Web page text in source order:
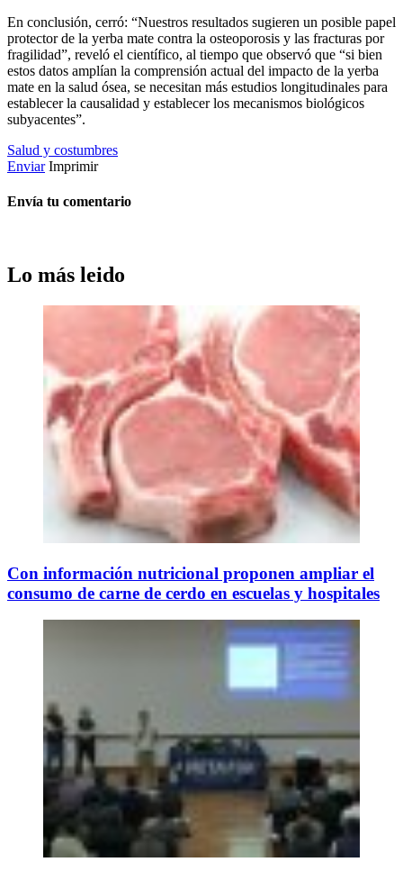
En conclusión, cerró: “Nuestros resultados sugieren un posible papel
protector de la yerba mate contra la osteoporosis y las fracturas por
fragilidad”, reveló el científico, al tiempo que observó que “si bien
estos datos amplían la comprensión actual del impacto de la yerba
mate en la salud ósea, se necesitan más estudios longitudinales para
establecer la causalidad y establecer los mecanismos biológicos
subyacentes”.
Salud y costumbres
Enviar Imprimir
Envía tu comentario
Lo más leido
Con información nutricional proponen ampliar el
consumo de carne de cerdo en escuelas y hospitales